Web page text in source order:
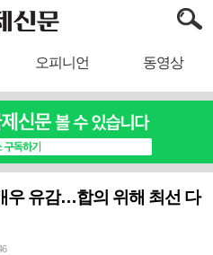
오피니언 동영상
우 유감…합의 위해 최선 다